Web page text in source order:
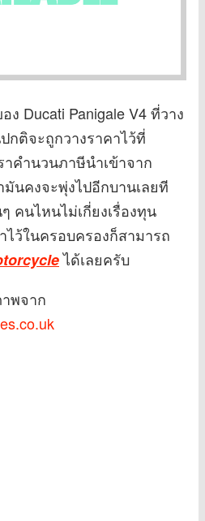
ง Ducati Panigale V4 ที่วาง
กติจะถูกวางราคาไว้ที่
าคำนวนภาษีนำเข้าจาก
นคงจะพุ่งไปอีกบานเลยที
คนไหนไม่เกี่ยงเรื่องทุน
ว้ในครอบครองก็สามารถ
ได้เลยครับ
พจาก